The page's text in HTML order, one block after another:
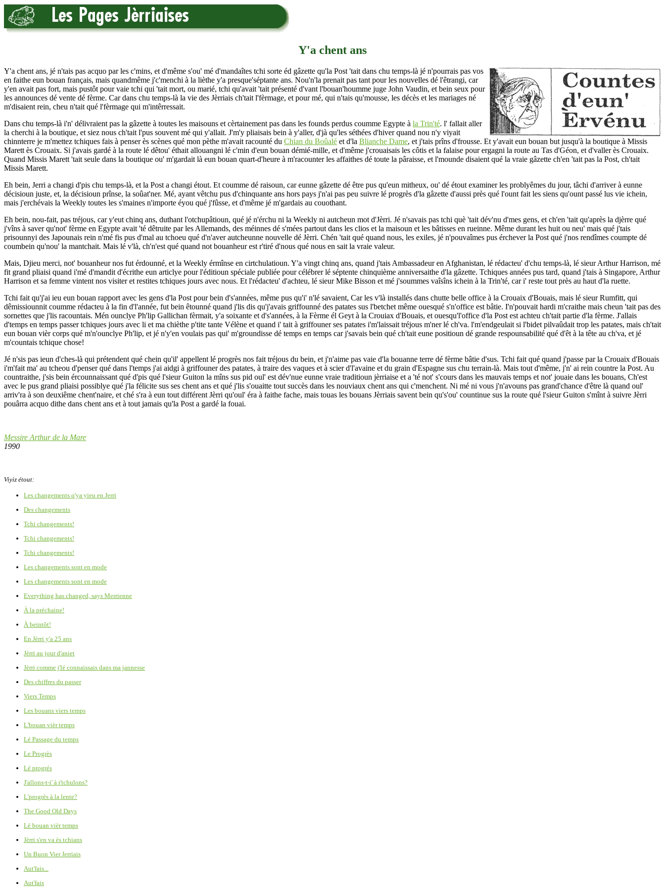
Y'a chent ans
Y'a chent ans, jé n'tais pas acquo par les c'mins, et d'même s'ou' mé d'mandaîtes tchi sorte éd gâzette qu'la Post 'tait dans chu temps-là jé n'pourrais pas vos
en faithe eun bouan français, mais quandmême j'c'menchi à la lièthe y'a presque'séptante ans. Nou'n'la prenait pas tant pour les nouvelles dé l'êtrangi, car
y'en avait pas fort, mais pustôt pour vaie tchi qui 'tait mort, ou marié, tchi qu'avait 'tait présenté d'vant l'bouan'houmme juge John Vaudin, et bein seux pour
les announces dé vente dé fèrme. Car dans chu temps-là la vie des Jèrriais ch'tait l'fèrmage, et pour mé, qui n'tais qu'mousse, les décès et les mariages né
m'disaient rein, cheu n'tait qué l'fèrmage qui m'intêrressait.
Dans chu temps-là i'n' délivraient pas la gâzette à toutes les maisouns et cèrtainement pas dans les founds perdus coumme Egypte à la Trin'té. l' fallait aller
la cherchi à la boutique, et siez nous ch'tait l'pus souvent mé qui y'allait. J'm'y pliaisais bein à y'aller, d'jà qu'les séthées d'hiver quand nou n'y viyait
chinnterre je m'mettez tchiques fais à penser ès scènes qué mon pèthe m'avait racounté du Chian du Boûalé et d'la Blianche Dame, et j'tais prîns d'frousse. Et y'avait eun bouan but jusqu'à la boutique à Missis
Marett ès Crouaix. Si j'avais gardé à la route lé dêtou' éthait allouangni lé c'min d'eun bouan démié-mille, et d'même j'crouaisais les côtis et la falaise pour ergagni la route au Tas d'Géon, et d'valler ès Crouaix.
Quand Missis Marett 'tait seule dans la boutique ou' m'gardait là eun bouan quart-d'heure à m'racounter les affaithes dé toute la pâraisse, et l'mounde disaient qué la vraie gâzette ch'en 'tait pas la Post, ch'tait
Missis Marett.
Eh bein, Jerri a changi d'pis chu temps-là, et la Post a changi étout. Et coumme dé raisoun, car eunne gâzette dé être pus qu'eun mitheux, ou' dé étout examiner les problyêmes du jour, tâchi d'arriver à eunne
décisioun juste, et, la décisioun prînse, la soûat'ner. Mé, ayant vêtchu pus d'chinquante ans hors pays j'n'ai pas peu suivre lé progrès d'la gâzette d'aussi près qué l'ount fait les siens qu'ount passé lus vie ichein,
mais j'erchévais la Weekly toutes les s'maines n'importe éyou qué j'fûsse, et d'même jé m'gardais au couothant.
Eh bein, nou-fait, pas tréjous, car y'eut chinq ans, duthant l'otchupâtioun, qué jé n'érchu ni la Weekly ni autcheun mot d'Jèrri. Jé n'savais pas tchi què 'tait dév'nu d'mes gens, et ch'en 'tait qu'après la djèrre qué
j'vîns à saver qu'not' fèrme en Egypte avait 'té dêtruite par les Allemands, des méinnes dé s'mées partout dans les clios et la maisoun et les bâtisses en rueinne. Même durant les huit ou neu' mais qué j'tais
prisounnyi des Japounais rein n'mé fis pus d'mal au tchoeu qué d'n'aver autcheunne nouvelle dé Jèrri. Chén 'tait qué quand nous, les exiles, jé n'pouvaîmes pus érchever la Post qué j'nos rendîmes coumpte dé
coumbein qu'nou' la mantchait. Mais lé v'là, ch'n'est qué quand not bouanheur est r'tiré d'nous qué nous en sait la vraie valeur.
Mais, Djieu merci, not' bouanheur nos fut érdounné, et la Weekly érmînse en cirtchulatioun. Y'a vingt chinq ans, quand j'tais Ambassadeur en Afghanistan, lé rédacteu' d'chu temps-là, lé sieur Arthur Harrison, mé
fit grand pliaisi quand i'mé d'mandit d'écrithe eun articlye pour l'éditioun spéciale publiée pour célébrer lé séptente chinquième anniversaithe d'la gâzette. Tchiques années pus tard, quand j'tais à Singapore, Arthur
Harrison et sa femme vintent nos visiter et restites tchiques jours avec nous. Et l'rédacteu' d'achteu, lé sieur Mike Bisson et mé j'soummes vaîsîns ichein à la Trin'té, car i' reste tout près au haut d'la ruette.
Tchi fait qu'j'ai ieu eun bouan rapport avec les gens d'la Post pour bein d's'années, même pus qu'i' n'lé savaient, Car les v'là installés dans chutte belle office à la Crouaix d'Bouais, mais lé sieur Rumfitt, qui
dêmissiounnit coumme rédacteu à la fin d'l'année, fut bein êtounné quand j'lis dis qu'j'avais griffounné des patates sus l'betchet même ouesqué s'n'office est bâtie. I'n'pouvait hardi m'craithe mais cheun 'tait pas des
sornettes que j'lis racountais. Mén ounclye Ph'lip Gallichan fèrmait, y'a soixante et d's'années, à la Fèrme él Geyt à la Crouiax d'Bouais, et ouesqu'l'office d'la Post est achteu ch'tait partie d'la fèrme. J'allais
d'temps en temps passer tchiques jours avec li et ma chièthe p'tite tante Vélène et quand i' tait à griffouner ses patates i'm'laissait tréjous m'ner lé ch'va. l'm'endgeulait si l'bidet pilvaûdait trop les patates, mais ch'tait
eun bouan vièr corps qué m'n'ounclye Ph'lip, et jé n'y'en voulais pas qui' m'groundisse dé temps en temps car j'savais bein qué ch'tait eune positioun dé grande respounsabilité qué d'êt à la tête au ch'va, et jé
m'countais tchique chose!
Jé n'sis pas ieun d'ches-là qui prétendent qué chein qu'il' appellent lé progrès nos fait tréjous du bein, et j'n'aime pas vaie d'la bouanne terre dé fèrme bâtie d'sus. Tchi fait qué quand j'passe par la Crouaix d'Bouais
i'm'fait ma' au tcheou d'penser qué dans l'temps j'ai aidgi à griffouner des patates, à traire des vaques et à scier d'l'avaine et du grain d'Espagne sus chu terrain-là. Mais tout d'même, j'n' ai rein countre la Post. Au
countraithe, j'sis bein ércounnaissant qué d'pis qué l'sieur Guiton la mîns sus pid oul' est dév'nue eunne vraie traditioun jèrriaise et a 'té not' s'cours dans les mauvais temps et not' jouaie dans les bouans, Ch'est
avec le pus grand pliaisi possiblye qué j'la félicite sus ses chent ans et qué j'lis s'ouaitte tout succès dans les nouviaux chent ans qui c'menchent. Ni mé ni vous j'n'avouns pas grand'chance d'être là quand oul'
arriv'ra à son deuxiême chent'naire, et ché s'ra à eun tout différent Jèrri qu'oul' éra à faithe fache, mais touas les bouans Jèrriais savent bein qu's'ou' countinue sus la route qué l'sieur Guiton s'mînt à suivre Jèrri
pouârra acquo dithe dans chent ans et à tout jamais qu'la Post a gardé la fouai.
Messire Arthur de la Mare
1990
Viyiz étout:
Les changements q'ya yieu en Jerri
Des changements
Tchi changements!
Tchi changements!
Tchi changements!
Les changements sont en mode
Les changements sont en mode
Everything has changed, says Merrienne
À la préchaine!
À beintôt!
En Jèrri y'a 25 ans
Jèrri au jour d'aniet
Jèrri comme j'lé connaissais dans ma jannesse
Des chiffres du passer
Viers Temps
Les bouans viers temps
L'bouan vièr temps
Lé Passage du temps
Le Progrès
Lé progrés
J'allons-t-i' à r'tchulons?
L'progrès à la lente?
The Good Old Days
Lé bouan vièr temps
Jèrri s'en va ès tchians
Un Buon Vier Jerriais
Aut'fais...
Aut'fais